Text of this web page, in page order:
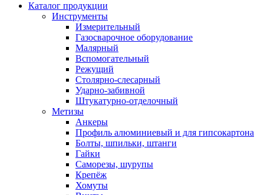
Каталог продукции
Инструменты
Измерительный
Газосварочное оборудование
Малярный
Вспомогательный
Режущий
Столярно-слесарный
Ударно-забивной
Штукатурно-отделочный
Метизы
Анкеры
Профиль алюминиевый и для гипсокартона
Болты, шпильки, штанги
Гайки
Саморезы, шурупы
Крепёж
Хомуты